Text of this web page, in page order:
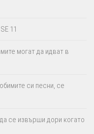
11
могат да идват в
си песни, се
се извърши дори когато